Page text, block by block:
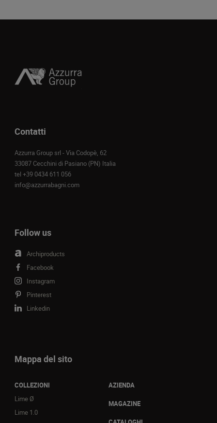
Contatti
Azzurra Group srl - Via Codopè, 62
33087 Cecchini di Pasiano (PN) Italia
tel +39 0434 611 056
info@azzurrabagni.com
Follow us
Archiproducts
Facebook
Instagram
Pinterest
Linkedin
Mappa del sito
COLLEZIONI
Lime Ø
Lime 1.0
AZIENDA
MAGAZINE